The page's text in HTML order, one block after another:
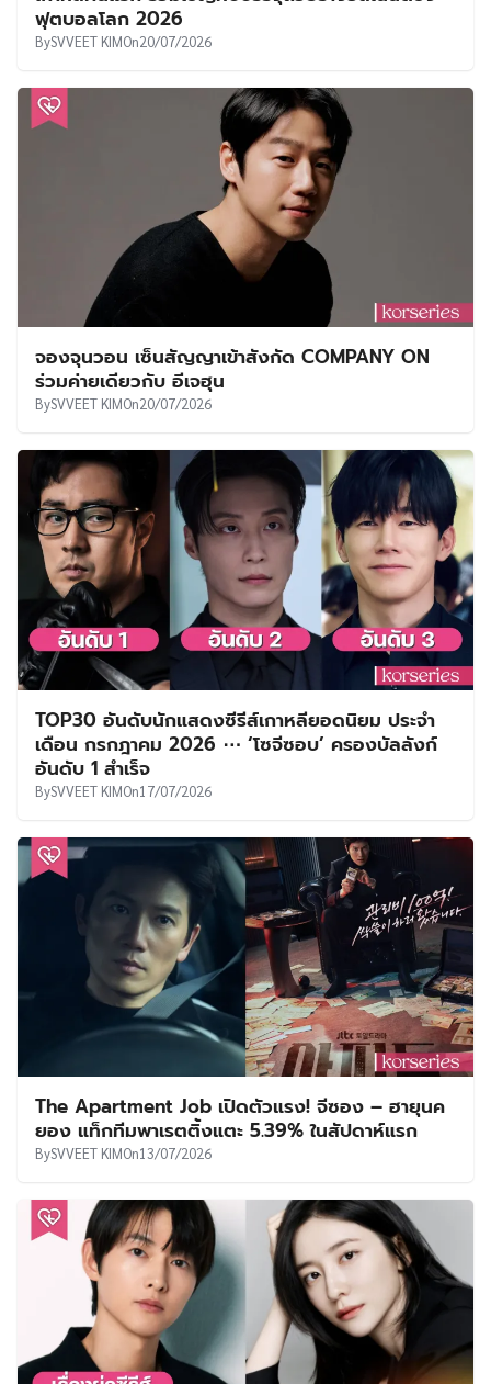
ฟุตบอลโลก 2026
BySVVEET KIMOn20/07/2026
จองจุนวอน เซ็นสัญญาเข้าสังกัด COMPANY ON
ร่วมค่ายเดียวกับ อีเจฮุน
BySVVEET KIMOn20/07/2026
TOP30 อันดับนักแสดงซีรีส์เกาหลียอดนิยม ประจำ
เดือน กรกฎาคม 2026 ⋯ ‘โซจีซอบ’ ครองบัลลังก์
อันดับ 1 สำเร็จ
BySVVEET KIMOn17/07/2026
The Apartment Job เปิดตัวแรง! จีซอง – ฮายุนค
ยอง แท็กทีมพาเรตติ้งแตะ 5.39% ในสัปดาห์แรก
BySVVEET KIMOn13/07/2026